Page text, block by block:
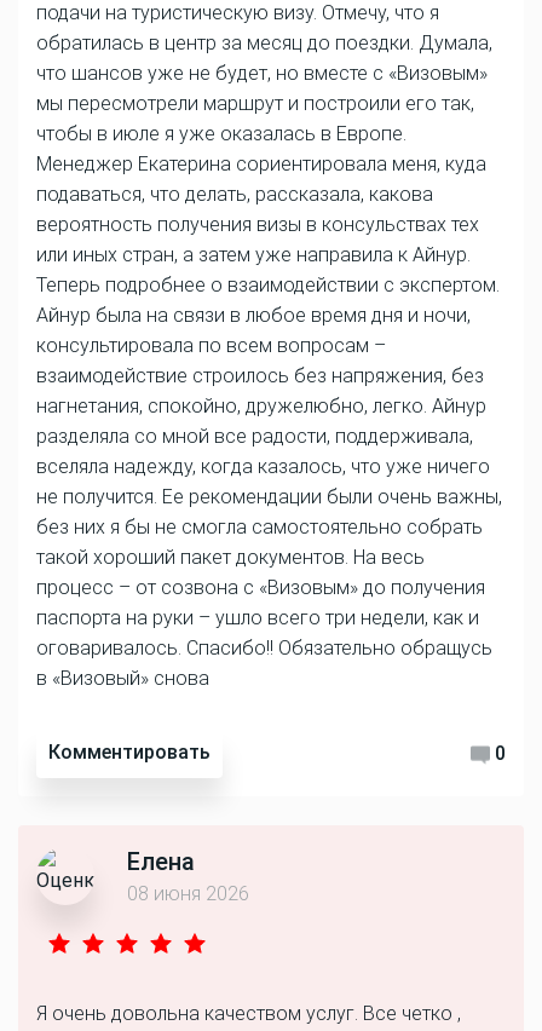
подачи на туристическую визу. Отмечу, что я
обратилась в центр за месяц до поездки. Думала,
что шансов уже не будет, но вместе с «Визовым»
мы пересмотрели маршрут и построили его так,
чтобы в июле я уже оказалась в Европе.
Менеджер Екатерина сориентировала меня, куда
подаваться, что делать, рассказала, какова
вероятность получения визы в консульствах тех
или иных стран, а затем уже направила к Айнур.
Теперь подробнее о взаимодействии с экспертом.
Айнур была на связи в любое время дня и ночи,
консультировала по всем вопросам –
взаимодействие строилось без напряжения, без
нагнетания, спокойно, дружелюбно, легко. Айнур
разделяла со мной все радости, поддерживала,
вселяла надежду, когда казалось, что уже ничего
не получится. Ее рекомендации были очень важны,
без них я бы не смогла самостоятельно собрать
такой хороший пакет документов. На весь
процесс – от созвона с «Визовым» до получения
паспорта на руки – ушло всего три недели, как и
оговаривалось. Спасибо!! Обязательно обращусь
в «Визовый» снова
Комментировать 0
Елена
08 июня 2026
Я очень довольна качеством услуг. Все четко ,